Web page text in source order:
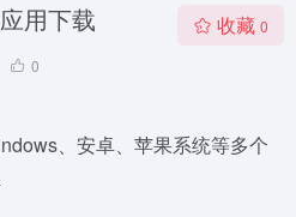
用下载
0
收藏 0
、安卓、苹果系统等多个